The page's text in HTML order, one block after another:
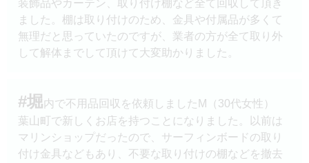
装飾品やカーテン、取り付け棚など全て回収して頂き
ました。棚は取り付けのため、金具や付属品が多くて
無理だと思っていたのですが、業者の方が全て取り外
して解体までして頂けて大変助かりました。
#堀内で不用品回収を依頼しましたМ（30代女性）
葉山町で新しくお店を持つことになりました。以前は
マリンショップだったので、サーフィンボードの取り
付け金具などもあり、不要な取り付けの棚などを撤去